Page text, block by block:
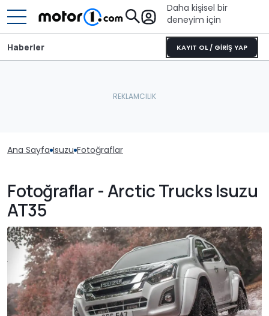
Daha kişisel bir
deneyim için
KAYIT OL / GİRİŞ YAP
Haberler
Ana Sayfa Isuzu Fotoğraflar
Fotoğraflar - Arctic Trucks Isuzu
AT35